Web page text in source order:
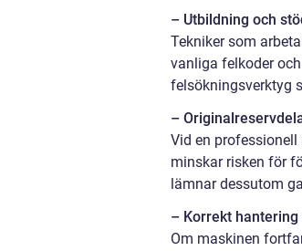
– Utbildning och
Tekniker som
vanliga felkoder
felsökningsverktyg
–
Vid en
minskar risken för
lämnar dessutom
– Korrekt
Om maskinen